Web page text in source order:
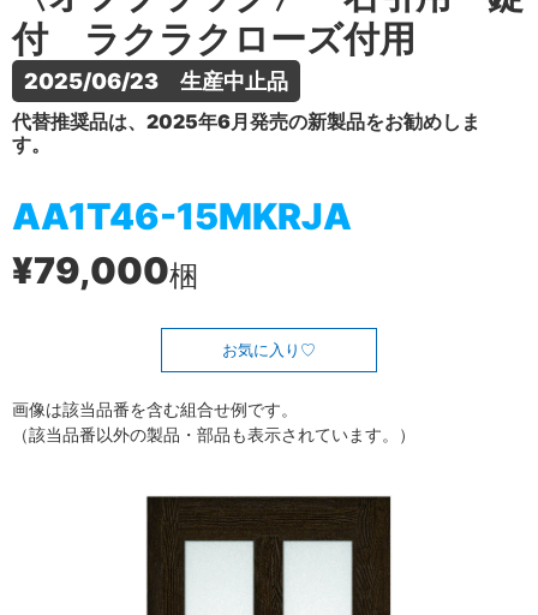
付 ラクラクローズ付用
2025/06/23　生産中止品
代替推奨品は、2025年6月発売の新製品をお勧めしま
す。
AA1T46-15MKRJA
¥79,000梱
お気に入り
画像は該当品番を含む組合せ例です。
（該当品番以外の製品・部品も表示されています。）